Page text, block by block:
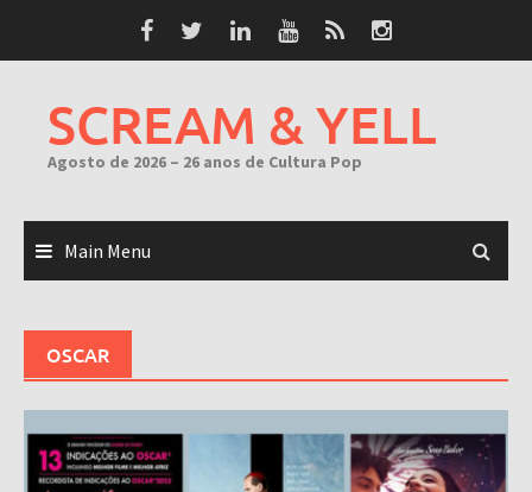
SCREAM & YELL
Agosto de 2026 – 26 anos de Cultura Pop
Main Menu
OSCAR